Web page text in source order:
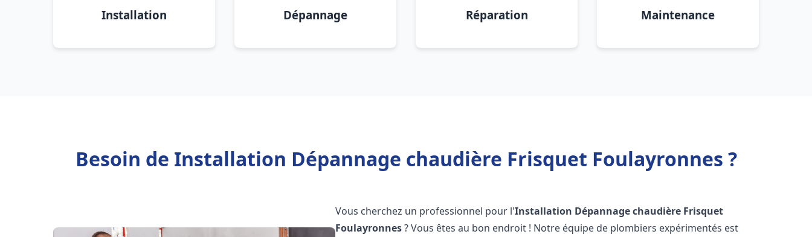
Installation Dépannage Réparation Maintenance
Besoin de Installation Dépannage chaudière Frisquet Foulayronnes ?
Vous cherchez un professionnel pour l'Installation Dépannage chaudière Frisquet
Foulayronnes? Vous êtes au bon endroit ! Notre équipe de plombiers expérimentés est